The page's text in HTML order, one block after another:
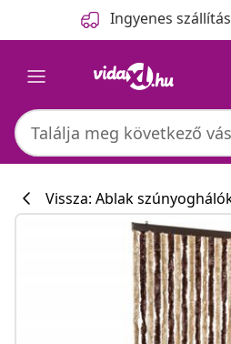
Ingyenes
Vissza: Ablak